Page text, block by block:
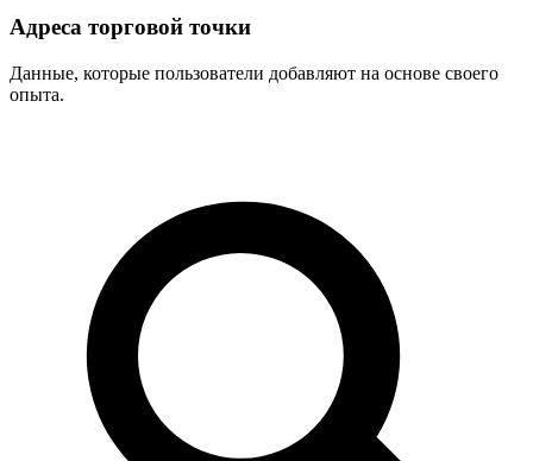
Адреса торговой точки
Данные, которые пользователи добавляют на основе своего
опыта.